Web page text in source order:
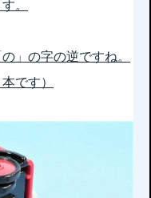
。
」の字の逆ですね。
です）